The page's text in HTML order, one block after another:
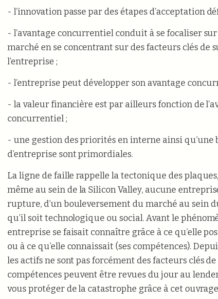
- l’innovation passe par des étapes d’acceptation
- l’avantage concurrentiel conduit à se focaliser
marché en se concentrant sur des facteurs clés de
l’entreprise ;
- l’entreprise peut développer son avantage
- la valeur financière est par ailleurs fonction de
concurrentiel ;
- une gestion des priorités en interne ainsi qu’une
d’entreprise sont primordiales.
La ligne de faille rappelle la tectonique des
même au sein de la Silicon Valley, aucune entreprise
rupture, d’un bouleversement du marché au sein
qu’il soit technologique ou social. Avant le
entreprise se faisait connaître grâce à ce qu’elle
ou à ce qu’elle connaissait (ses compétences).
les actifs ne sont pas forcément des facteurs clés de
compétences peuvent être revues du jour au
vous protéger de la catastrophe grâce à cet